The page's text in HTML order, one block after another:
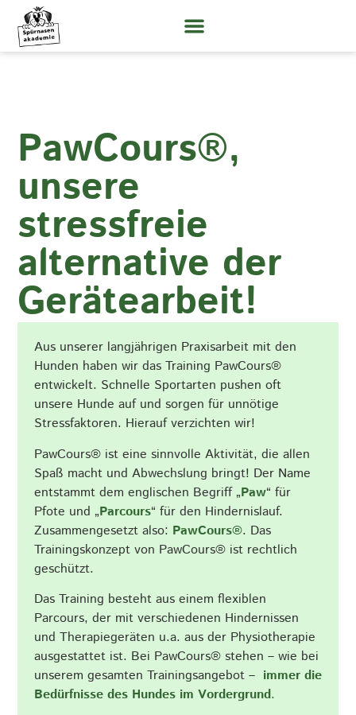
PawCours®,
unsere
stressfreie
alternative der
Gerätearbeit!
Aus unserer langjährigen Praxisarbeit mit den
Hunden haben wir das Training PawCours®
entwickelt. Schnelle Sportarten pushen oft
unsere Hunde auf und sorgen für unnötige
Stressfaktoren. Hierauf verzichten wir!
PawCours® ist eine sinnvolle Aktivität, die allen
Spaß macht und Abwechslung bringt! Der Name
entstammt dem englischen Begriff „Paw“ für
Pfote und „Parcours“ für den Hindernislauf.
Zusammengesetzt also: PawCours®. Das
Trainingskonzept von PawCours® ist rechtlich
geschützt.
Das Training besteht aus einem flexiblen
Parcours, der mit verschiedenen Hindernissen
und Therapiegeräten u.a. aus der Physiotherapie
ausgestattet ist. Bei PawCours® stehen – wie bei
unserem gesamten Trainingsangebot – immer die
Bedürfnisse des Hundes im Vordergrund.